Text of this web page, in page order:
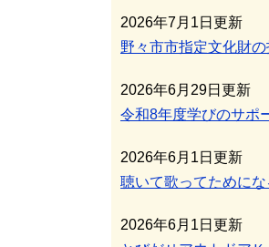
2026年7月1日更新
野々市市指定文化財
2026年6月29日更新
令和8年度学びのサポ
2026年6月1日更新
聴いて歌ってために
2026年6月1日更新